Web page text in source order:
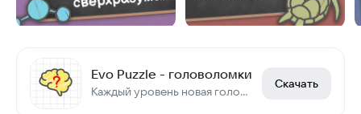
Evo Puzzle - головоломки
Каждый уровень новая головоломка!
Скачать